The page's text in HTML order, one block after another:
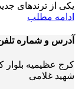
یکی از ترندهای
ادامه مطلب
آدرس و شماره
کرج عظیمیه بلوار
شهید غلامی